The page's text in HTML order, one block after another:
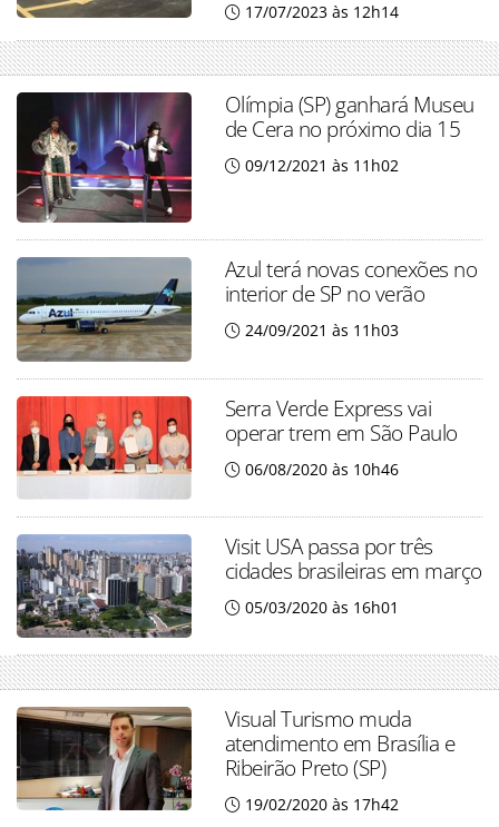
17/07/2023 às 12h14
Olímpia (SP) ganhará Museu
de Cera no próximo dia 15
09/12/2021 às 11h02
Azul terá novas conexões no
interior de SP no verão
24/09/2021 às 11h03
Serra Verde Express vai
operar trem em São Paulo
06/08/2020 às 10h46
Visit USA passa por três
cidades brasileiras em março
05/03/2020 às 16h01
Visual Turismo muda
atendimento em Brasília e
Ribeirão Preto (SP)
19/02/2020 às 17h42